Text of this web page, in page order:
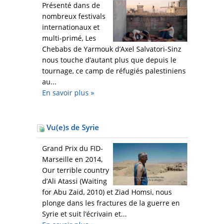
Présenté dans de
nombreux festivals
internationaux et
multi-primé, Les
Chebabs de Yarmouk d’Axel Salvatori-Sinz
nous touche d’autant plus que depuis le
tournage, ce camp de réfugiés palestiniens
au...
En savoir plus »
Vu(e)s de Syrie
Grand Prix du FID-
Marseille en 2014,
Our terrible country
d’Ali Atassi (Waiting
for Abu Zaid, 2010) et Ziad Homsi, nous
plonge dans les fractures de la guerre en
Syrie et suit l’écrivain et...